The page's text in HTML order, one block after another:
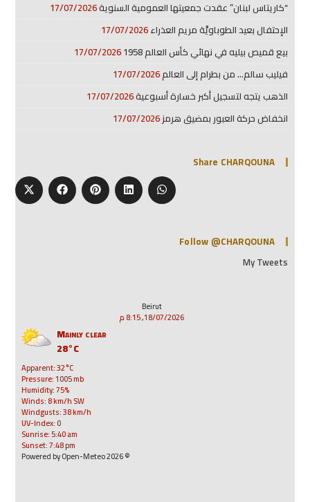
“كاريتاس لبنان” عقدت جمعيتها العمومية السنوية17/07/2026
الإحتفال بعيد الطوباويَّة مريم العذراء17/07/2026
بيع قميص بيليه في نهائي كأس العالم 1958
17/07/2026
فيليب سالم… من بطرام إلى العالم17/07/2026
الذهب يتجه لتسجيل أكبر خسارة أسبوعية17/07/2026
انخفاض حركة العبور بمضيق هرمز17/07/2026
Share CHARQOUNA
Follow @CHARQOUNA
My Tweets
Beirut
18/07/2026, 8:15 م
Mainly clear
28°C
Apparent: 32°C
Pressure: 1005 mb
Humidity: 75%
Winds: 8 km/h SW
Windgusts: 38 km/h
UV-Index: 0
Sunrise: 5:40 am
Sunset: 7:48 pm
© 2026 Powered by Open-Meteo